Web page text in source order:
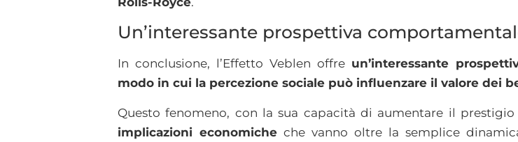
Un’interessante prospettiva
In conclusione, l’Effetto Veblen offre un’interessante
modo in cui la percezione sociale può influenzare il valore dei
Questo fenomeno, con la sua capacità di aumentare il
implicazioni economicheche vanno oltre la semplice